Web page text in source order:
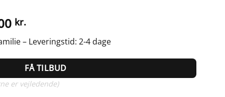
kr..
kr.Den
aktuelle
pris
er:
1.079,00 kr..
– Leveringstid: 2-4 dage
FÅ TILBUD
er vejledende)